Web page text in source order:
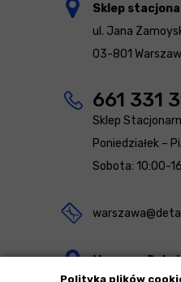
Polityka plików
Sklep
ul. Jana
03-801
661 331
Sklep
Poniedziałek –
Sobota: 10:00-
Magazyn